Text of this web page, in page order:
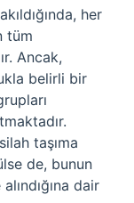
her
tüm
Ancak,
belirli bir
taşıma
de, bunun
dair